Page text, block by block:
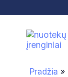
primary
navigation
SkipPradžia »